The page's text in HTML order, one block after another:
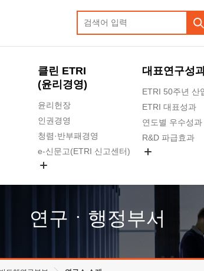
클린 ETRI
(윤리경영)
윤리헌장
인권경영
청렴·반부패경영
e-신문고(ETRI 신고센터)
고객의소리
수의계약 현황
대표연구성
ETRI 50주년 산
ETRI 대표성과
연도별 우수성과
R&D 파급효과
연구ㆍ행정부서